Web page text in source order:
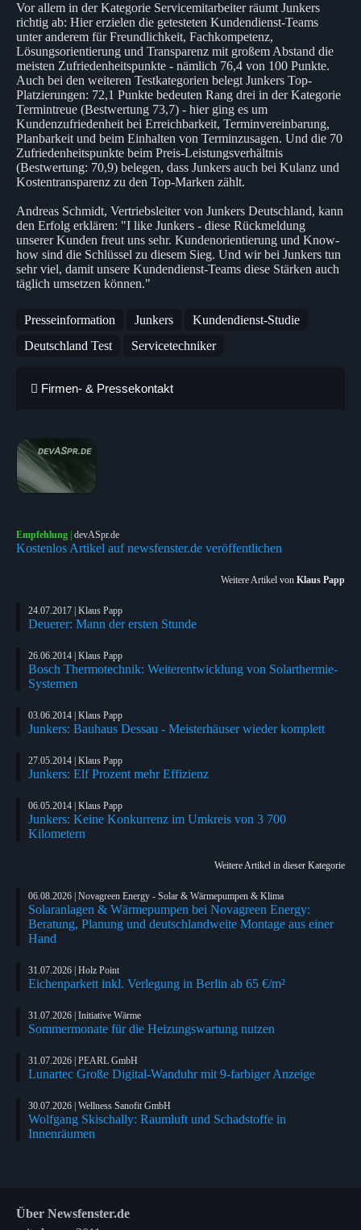
Vor allem in der Kategorie Servicemitarbeiter räumt Junkers
richtig ab: Hier erzielen die getesteten Kundendienst-Teams
unter anderem für Freundlichkeit, Fachkompetenz,
Lösungsorientierung und Transparenz mit großem Abstand die
meisten Zufriedenheitspunkte - nämlich 76,4 von 100 Punkte.
Auch bei den weiteren Testkategorien belegt Junkers Top-
Platzierungen: 72,1 Punkte bedeuten Rang drei in der Kategorie
Termintreue (Bestwertung 73,7) - hier ging es um
Kundenzufriedenheit bei Erreichbarkeit, Terminvereinbarung,
Planbarkeit und beim Einhalten von Terminzusagen. Und die 70
Zufriedenheitspunkte beim Preis-Leistungsverhältnis
(Bestwertung: 70,9) belegen, dass Junkers auch bei Kulanz und
Kostentransparenz zu den Top-Marken zählt.
Andreas Schmidt, Vertriebsleiter von Junkers Deutschland, kann
den Erfolg erklären: "I like Junkers - diese Rückmeldung
unserer Kunden freut uns sehr. Kundenorientierung und Know-
how sind die Schlüssel zu diesem Sieg. Und wir bei Junkers tun
sehr viel, damit unsere Kundendienst-Teams diese Stärken auch
täglich umsetzen können."
Presseinformation Junkers
Kundendienst-Studie
Deutschland Test
Servicetechniker
Firmen- & Pressekontakt
Empfehlung | devASpr.de
Kostenlos Artikel auf newsfenster.de veröffentlichen
Weitere Artikel von Klaus Papp
24.07.2017 | Klaus Papp
Deuerer: Mann der ersten Stunde
26.06.2014 | Klaus Papp
Bosch Thermotechnik: Weiterentwicklung von Solarthermie-
Systemen
03.06.2014 | Klaus Papp
Junkers: Bauhaus Dessau - Meisterhäuser wieder komplett
27.05.2014 | Klaus Papp
Junkers: Elf Prozent mehr Effizienz
06.05.2014 | Klaus Papp
Junkers: Keine Konkurrenz im Umkreis von 3 700
Kilometern
Weitere Artikel in dieser Kategorie
06.08.2026 | Novagreen Energy - Solar & Wärmepumpen & Klima
Solaranlagen & Wärmepumpen bei Novagreen Energy:
Beratung, Planung und deutschlandweite Montage aus einer
Hand
31.07.2026 | Holz Point
Eichenparkett inkl. Verlegung in Berlin ab 65 €/m²
31.07.2026 | Initiative Wärme
Sommermonate für die Heizungswartung nutzen
31.07.2026 | PEARL GmbH
Lunartec Große Digital-Wanduhr mit 9-farbiger Anzeige
30.07.2026 | Wellness Sanofit GmbH
Wolfgang Skischally: Raumluft und Schadstoffe in
Innenräumen
Über Newsfenster.de